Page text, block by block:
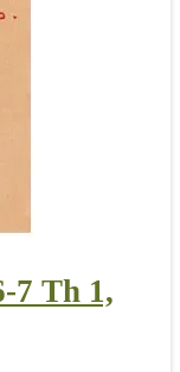
7 Th 1,